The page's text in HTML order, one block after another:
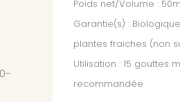
Poids net/Volume :
Garantie(s) :
plantes fraiches (non
Utilisation : 15 gouttes
recommandée.